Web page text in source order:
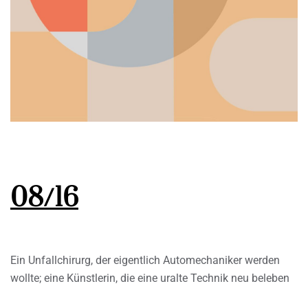
08/16
Ein Unfallchirurg, der eigentlich Automechaniker werden
wollte; eine Künstlerin, die eine uralte Technik neu beleben